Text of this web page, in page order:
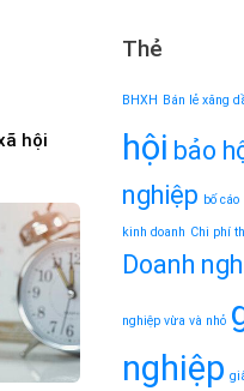
hội
Thẻ
BHXH Bán lẻ xăng
hội bảo
nghiệp bố cáo
kinh doanh Chi phí
Doanh
nghiệp vừa và nhỏ
nghiệp